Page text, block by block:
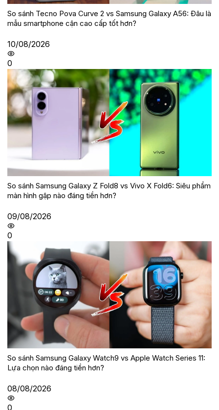
So sánh Tecno Pova Curve 2 vs Samsung Galaxy A56: Đâu là
mẫu smartphone cận cao cấp tốt hơn?
10/08/2026
0
So sánh Samsung Galaxy Z Fold8 vs Vivo X Fold6: Siêu phẩm
màn hình gập nào đáng tiền hơn?
09/08/2026
0
So sánh Samsung Galaxy Watch9 vs Apple Watch Series 11:
Lựa chọn nào đáng tiền hơn?
08/08/2026
0